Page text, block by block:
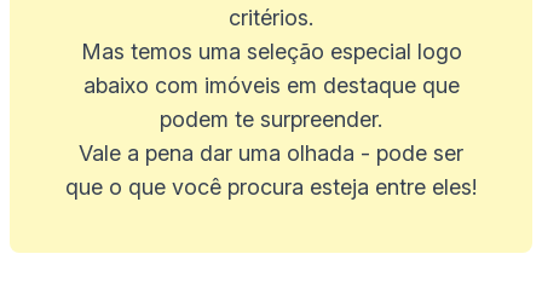
critérios.
Mas temos uma seleção especial logo
abaixo com imóveis em destaque que
podem te surpreender.
Vale a pena dar uma olhada - pode ser
que o que você procura esteja entre eles!